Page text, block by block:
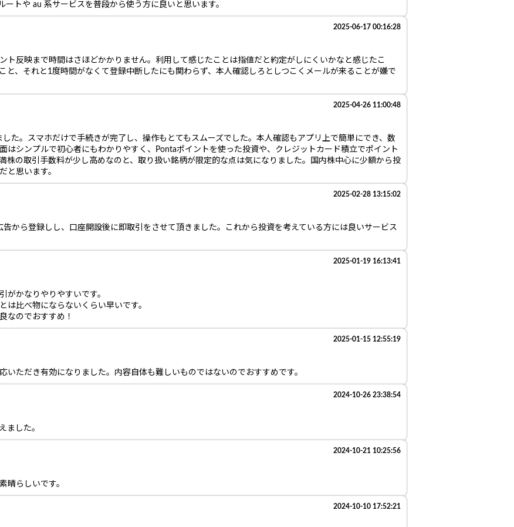
トや au 系サービスを普段から使う方に良いと思います。
2025-06-17 00:16:28
ト反映まで時間はさほどかかりません。利用して感じたことは指値だと約定がしにくいかなと感じたこ
と、それと1度時間がなくて登録中断したにも関わらず、本人確認しろとしつこくメールが来ることが嫌で
2025-04-26 11:00:48
た。スマホだけで手続きが完了し、操作もとてもスムーズでした。本人確認もアプリ上で簡単にでき、数
はシンプルで初心者にもわかりやすく、Pontaポイントを使った投資や、クレジットカード積立でポイント
株の取引手数料が少し高めなのと、取り扱い銘柄が限定的な点は気になりました。国内株中心に少額から投
と思います。
2025-02-28 13:15:02
から登録しし、口座開設後に即取引をさせて頂きました。これから投資を考えている方には良いサービス
2025-01-19 16:13:41
がかなりやりやすいです。
は比べ物にならないくらい早いです。
なのでおすすめ！
2025-01-15 12:55:19
いただき有効になりました。内容自体も難しいものではないのでおすすめです。
2024-10-26 23:38:54
ました。
2024-10-21 10:25:56
晴らしいです。
2024-10-10 17:52:21